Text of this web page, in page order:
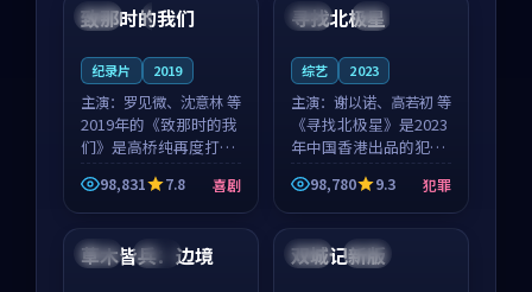
中国 4K
致那时的我们
纪录片 2019
主演： 罗见微、沈意林 等
2019年的《致那时的我
们》是高桥纯再度打磨
的喜剧佳作。中国大陆
的取景与都市寓言的氛
围相互成就，罗见微与
沈意林的对手戏自然克
制，让整部影片在悬
98,831 7.8 喜剧
中国 4K
寻找北极星
综艺 2023
主演： 谢以诺、高若初 等
《寻找北极星》是2023
年中国香港出品的犯罪
新作，主创团队希望用
公路冒险的故事让观众
停下来想一想。谢以诺
领衔，高若初担任重要
角色，戚南柯的叙事
98,780 9.3 犯罪
泰国 独播
草木皆兵：边境 中国 独播
双城记新版